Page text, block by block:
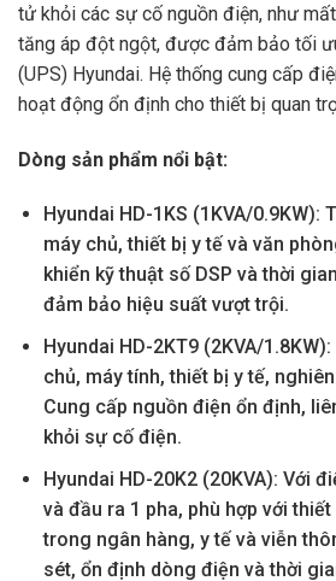
tử khỏi các sự cố nguồn điện, như
tăng áp đột ngột, được đảm bảo tối
(UPS) Hyundai. Hệ thống cung cấp
hoạt động ổn định cho thiết bị quan
Dòng sản phẩm nổi bật:
Hyundai HD-1KS (1KVA/0.9KW):
máy chủ, thiết bị y tế và văn
khiển kỹ thuật số DSP và thời
đảm bảo hiệu suất vượt trội.
Hyundai HD-2KT9 (2KVA/
chủ, máy tính, thiết bị y tế,
Cung cấp nguồn điện ổn định,
khỏi sự cố điện.
Hyundai HD-20K2 (20KVA): Với
và đầu ra 1 pha, phù hợp với
trong ngân hàng, y tế và viễn
sét, ổn định dòng điện và thời